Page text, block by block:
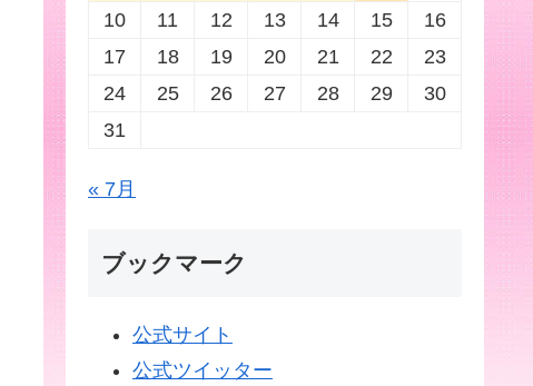
10
11 12 13 14 15
16
17
18 19 20 21 22
23
24
25 26 27 28 29
30
31
« 7月
ブックマーク
公式サイト
公式ツイッター